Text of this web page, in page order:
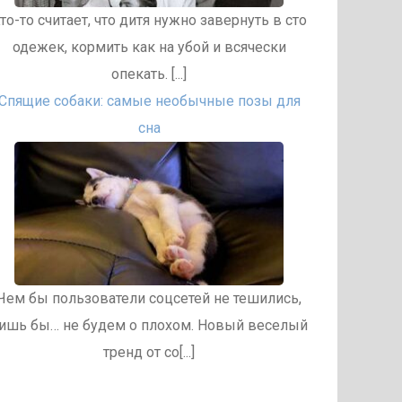
то считает, что дитя нужно завернуть в сто
одежек, кормить как на убой и всячески
опекать. [...]
собаки: самые необычные позы для
сна
бы пользователи соцсетей не тешились,
бы… не будем о плохом. Новый веселый
тренд от со[...]